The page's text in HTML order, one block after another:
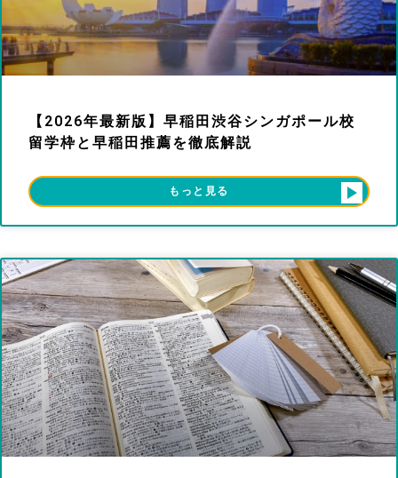
【2026年最新版】早稲田渋谷シンガポール校
留学枠と早稲田推薦を徹底解説
もっと見る